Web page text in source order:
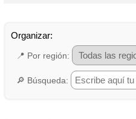
Cartones y Corrugados
Corrugados del Darien
Corrugados y
📍
🔎